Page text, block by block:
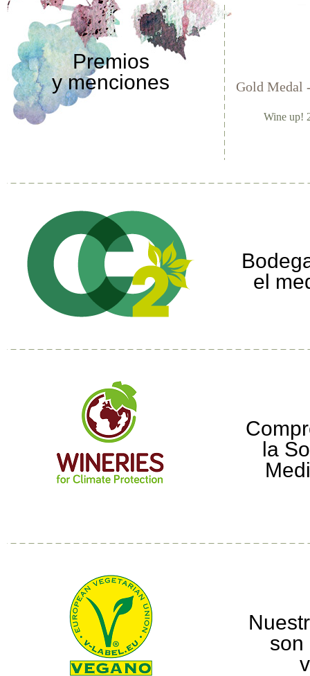
Premios
y menciones
Gold Medal
Wine up!
el
la
son